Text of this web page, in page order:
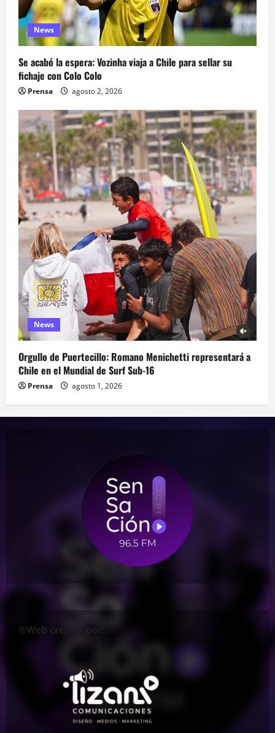
News
Se acabó la espera: Vozinha viaja a Chile para sellar su
fichaje con Colo Colo
Prensa agosto 2, 2026
News
Orgullo de Puertecillo: Romano Menichetti representará a
Chile en el Mundial de Surf Sub-16
Prensa agosto 1, 2026
®Web creada por: